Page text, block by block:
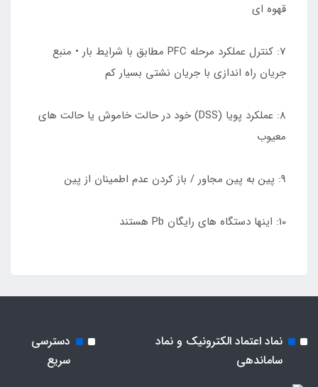
قهوه ای
7: کنترل عملکرد مرحله PFC مطابق با شرایط بار • منبع
جریان راه اندازی با جریان نشتی بسیار کم
8: عملکرد پویا (DSS) خود در حالت خاموش یا حالت های
معیوب
9: پین به پین مجاور / باز کردن عدم اطمینان از پین
10: اینها دستگاه های رایگان Pb هستند
نماد اعتماد الکترونیک و نماد
ساماندهی
دسترسی
سریع